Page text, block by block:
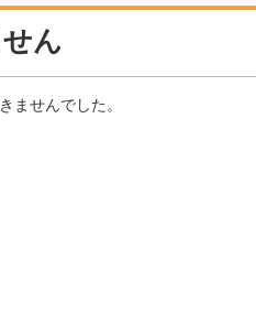
ん
ませんでした。